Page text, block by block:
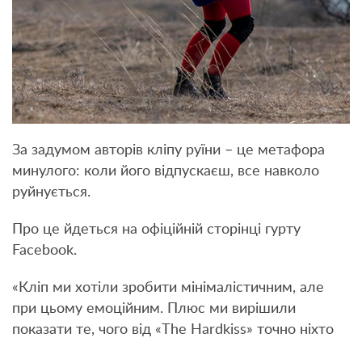
За задумом авторів кліпу руїни – це метафора
минулого: коли його відпускаєш, все навколо
руйнується.
Про це йдеться на офіційній сторінці гурту
Facebook.
«Кліп ми хотіли зробити мінімалістичним, але
при цьому емоційним. Плюс ми вирішили
показати те, чого від «The ​​Hardkiss» точно ніхто